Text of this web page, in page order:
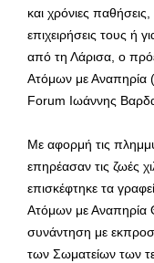
και χρόνιες
επιχειρήσεις τους ή
από τη Λάρισα, ο
Ατόμων με Αναπηρία
Forum Ιωάννης
Με αφορμή τις
επηρέασαν τις ζωές
επισκέφτηκε τα
Ατόμων με Αναπηρία
συνάντηση με
των Σωματείων των